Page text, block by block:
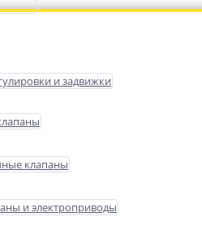
и задвижки
клапаны
и электроприводы